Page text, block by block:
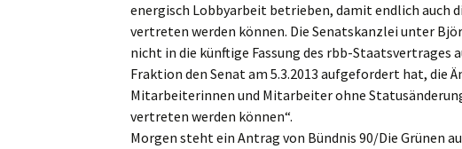
energisch Lobbyarbeit betrieben, damit endlich auch
vertreten werden können. Die Senatskanzlei unter
nicht in die künftige Fassung des rbb-Staatsvertrages
Fraktion den Senat am 5.3.2013 aufgefordert hat, die
Mitarbeiterinnen und Mitarbeiter ohne
vertreten werden können“.
Morgen steht ein Antrag von Bündnis 90/Die Grünen